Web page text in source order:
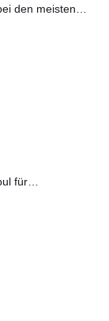
den meisten…
für…